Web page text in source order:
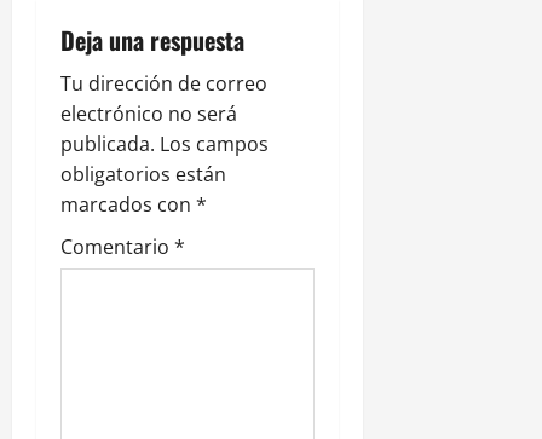
c
i
ó
n
d
e
Deja una respuesta
Tu dirección de correo
electrónico no será
publicada. Los campos
obligatorios están
marcados con *
Comentario *